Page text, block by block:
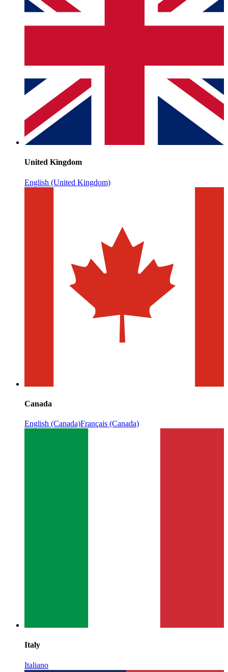
United Kingdom
English (United Kingdom)
Canada
English (Canada)Français (Canada)
Italy
Italiano